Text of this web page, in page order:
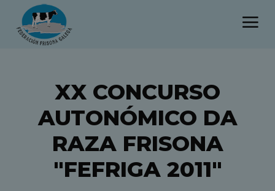
XX CONCURSO
AUTONÓMICO DA
RAZA FRISONA
"FEFRIGA 2011"